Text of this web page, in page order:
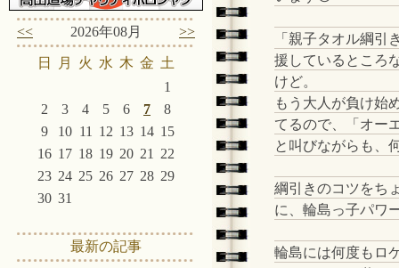
<< 2026年08月 >>
日 月 火 水 木 金 土
1
2
3 4 5 6 7
8
9
10 11 12 13 14 15
16 17 18 19 20 21
22
23 24 25 26 27 28 29
30 31
最新の記事
「親子タオル綱引
援しているところ
けど。
もう大人が負け始
てるので、「オー
と叫びながらも、
綱引きのコツをち
に、輪島っ子パワ
輪島には何度もロ